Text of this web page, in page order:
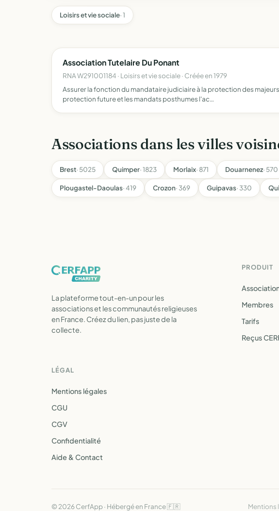
Loisirs et vie sociale· 1
Association Tutelaire Du Ponant
RNA W291001184 · Loisirs et vie sociale · Créée en 1979
Assurer la fonction du mandataire judiciaire à la protection des
protection future et les mandats posthumes l'ac…
Associations dans les villes
Brest· 5025 Quimper· 1823 Morlaix· 871 Douarnenez· 570
Plougastel-Daoulas· 419 Crozon· 369 Guipavas· 330
La plateforme tout-en-un pour les
associations et les communautés religieuses
en France. Créez du lien, pas juste de la
collecte.
PRODUIT
Membres
Tarifs
Reçus
LÉGAL
Mentions légales
CGU
CGV
Confidentialité
Aide & Contact
© 2026 CerfApp · Hébergé en France 🇫🇷 Mentions